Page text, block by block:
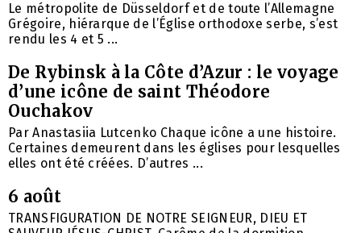
Le métropolite de Düsseldorf et de toute l’Allemagne
Grégoire, hiérarque de l’Église orthodoxe serbe, s’est
rendu les 4 et 5 ...
De Rybinsk à la Côte d’Azur : le voyage
d’une icône de saint Théodore
Ouchakov
Par Anastasiia Lutcenko Chaque icône a une histoire.
Certaines demeurent dans les églises pour lesquelles
elles ont été créées. D’autres ...
6 août
TRANSFIGURATION DE NOTRE SEIGNEUR, DIEU ET